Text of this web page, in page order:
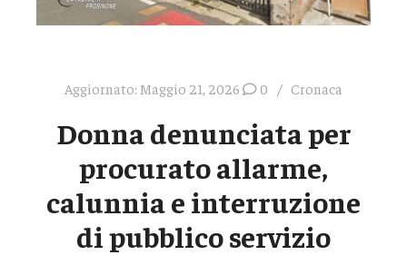
Aggiornato: Maggio 21, 2026 0 Cronaca
Donna denunciata per
procurato allarme,
calunnia e interruzione
di pubblico servizio